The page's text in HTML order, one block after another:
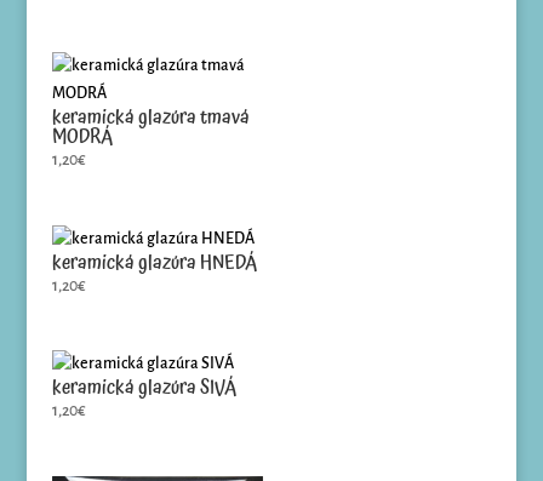
keramická glazúra tmavá
MODRÁ
1,20€
keramická glazúra HNEDÁ
1,20€
keramická glazúra SIVÁ
1,20€